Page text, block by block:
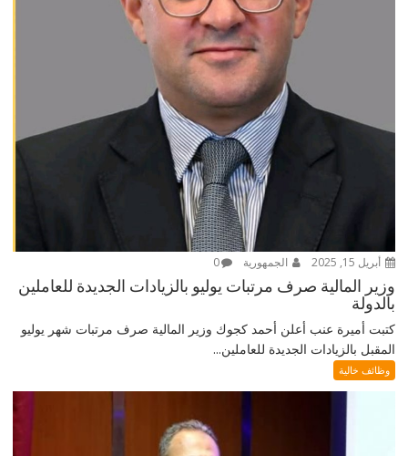
أبريل 15, 2025 الجمهورية 0
وزير المالية صرف مرتبات يوليو بالزيادات الجديدة للعاملين
بالدولة
كتبت أميرة عنب أعلن أحمد كجوك وزير المالية صرف مرتبات شهر يوليو
المقبل بالزيادات الجديدة للعاملين...
وظائف خالية